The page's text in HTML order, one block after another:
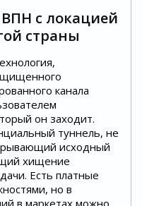
ВПН с локацией
страны
канала
он заходит.
туннель, не
исходный
хищение
Есть платные
но в